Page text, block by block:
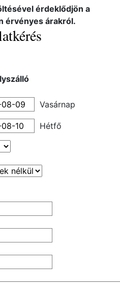
érdeklődjön a
érvényes árakról.
Vasárnap
Hétfő